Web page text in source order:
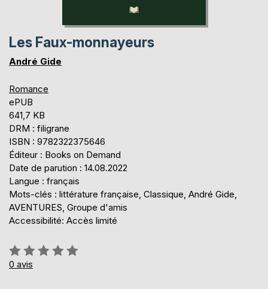
Les Faux-monnayeurs
André Gide
Romance
ePUB
641,7 KB
DRM : filigrane
ISBN : 9782322375646
Éditeur : Books on Demand
Date de parution : 14.08.2022
Langue : français
Mots-clés : littérature française, Classique, André Gide,
AVENTURES, Groupe d'amis
Accessibilité: Accès limité
Évaluation:
0%
0 avis